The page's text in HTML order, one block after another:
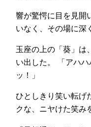
響が驚愕に目を見開
いなく、その場に深
玉座の上の「葵」は
い出した。 「アハ
ッ！」
ひとしきり笑い転げ
クな、ニヤけた笑み